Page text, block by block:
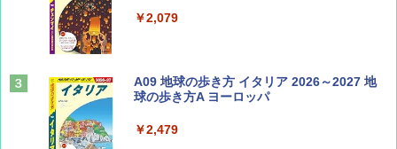
￥713
山と溪谷 2026年8月号「南アルプス大全」
￥2,079
A09 地球の歩き方 イタリア 2026～2027 地
球の歩き方A ヨーロッパ
￥2,479